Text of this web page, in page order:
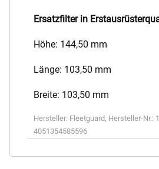
Ersatzfilter in
Höhe: 144,50 mm
Länge: 103,50 mm
Breite: 103,50 mm
Hersteller: Fleetguard , Hersteller-Nr.:
4051354585596